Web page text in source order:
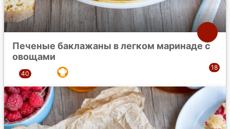
Печеные баклажаны в легком маринаде с
овощами